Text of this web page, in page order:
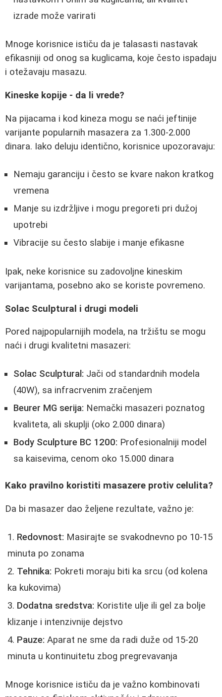
izrade može varirati
Mnoge korisnice ističu da je talasasti nastavak
efikasniji od onog sa kuglicama, koje često ispadaju
i otežavaju masazu.
Kineske kopije - da li vrede?
Na pijacama i kod kineza mogu se naći jeftinije
varijante popularnih masazera za 1.300-2.000
dinara. Iako deluju identično, korisnice upozoravaju:
Nemaju garanciju i često se kvare nakon kratkog
vremena
Manje su izdržljive i mogu pregoreti pri dužoj
upotrebi
Vibracije su često slabije i manje efikasne
Ipak, neke korisnice su zadovoljne kineskim
varijantama, posebno ako se koriste povremeno.
Solac Sculptural i drugi modeli
Pored najpopularnijih modela, na tržištu se mogu
naći i drugi kvalitetni masazeri:
Solac Sculptural: Jači od standardnih modela
(40W), sa infracrvenim zračenjem
Beurer MG serija: Nemački masazeri poznatog
kvaliteta, ali skuplji (oko 2.000 dinara)
Body Sculpture BC 1200: Profesionalniji model
sa kaisevima, cenom oko 15.000 dinara
Kako pravilno koristiti masazere protiv celulita?
Da bi masazer dao željene rezultate, važno je:
Redovnost: Masirajte se svakodnevno po 10-15
minuta po zonama
Tehnika: Pokreti moraju biti ka srcu (od kolena
ka kukovima)
Dodatna sredstva: Koristite ulje ili gel za bolje
klizanje i intenzivnije dejstvo
Pauze: Aparat ne sme da radi duže od 15-20
minuta u kontinuitetu zbog pregrevavanja
Mnoge korisnice ističu da je važno kombinovati